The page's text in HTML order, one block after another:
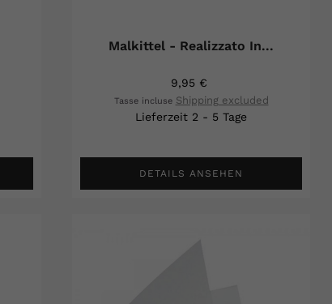
Malkittel - Realizzato In...
9,95 €
Tasse incluse Shipping excluded
Lieferzeit 2 - 5 Tage
DETAILS ANSEHEN